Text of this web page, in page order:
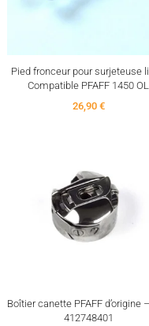
Pied fronceur pour surjeteuse
Compatible PFAFF 1450 OL
26,90 €
Boîtier canette PFAFF d’origine
412748401